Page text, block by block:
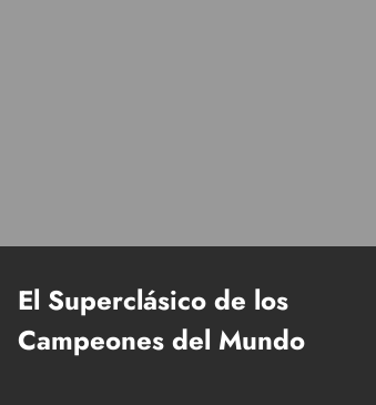
El Superclásico de los
Campeones del Mundo